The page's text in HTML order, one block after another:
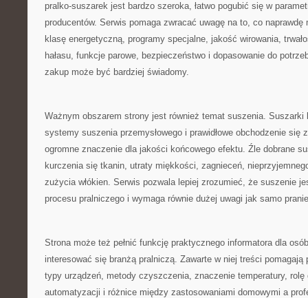
pralko-suszarek jest bardzo szeroka, łatwo pogubić się w
producentów. Serwis pomaga zwracać uwagę na to, co
klasę energetyczną, programy specjalne, jakość wirowania,
hałasu, funkcje parowe, bezpieczeństwo i dopasowanie do
zakup może być bardziej świadomy.
Ważnym obszarem strony jest również temat suszenia. Suszarki
systemy suszenia przemysłowego i prawidłowe obchodzenie
ogromne znaczenie dla jakości końcowego efektu. Źle dobrane
kurczenia się tkanin, utraty miękkości, zagnieceń,
zużycia włókien. Serwis pozwala lepiej zrozumieć, że suszenie
procesu pralniczego i wymaga równie dużej uwagi jak samo
Strona może też pełnić funkcję praktycznego informatora dla
interesować się branżą pralniczą. Zawarte w niej treści pomagają
typy urządzeń, metody czyszczenia, znaczenie temperatury, rolę
automatyzacji i różnice między zastosowaniami domowymi a